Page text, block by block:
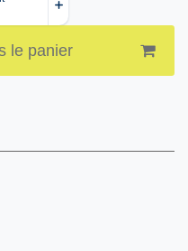
le panier